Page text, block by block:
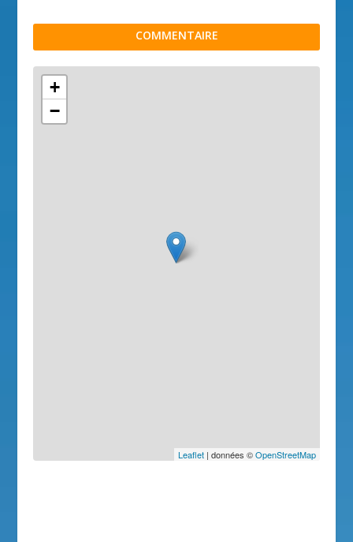
COMMENTAIRE
+
−
Leaflet| données ©OpenStreetMap